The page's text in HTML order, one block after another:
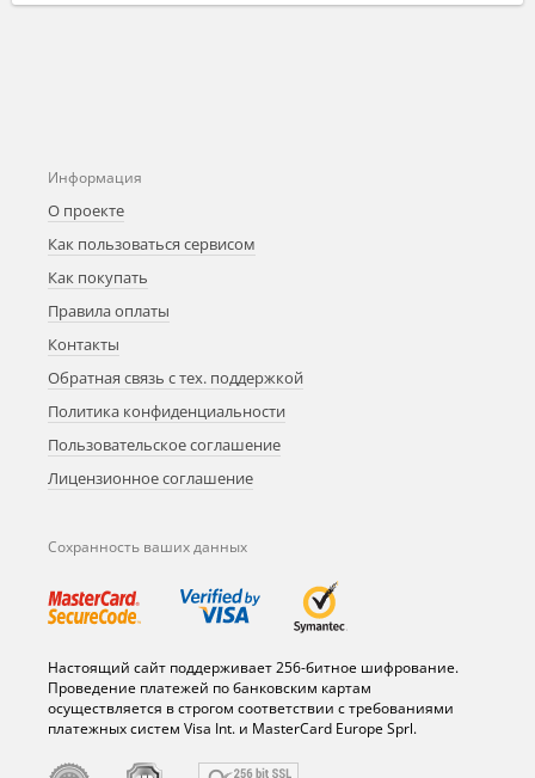
Информация
О проекте
Как пользоваться сервисом
Как покупать
Правила оплаты
Контакты
Обратная связь с тех. поддержкой
Политика конфиденциальности
Пользовательское соглашение
Лицензионное соглашение
Сохранность ваших данных
Настоящий сайт поддерживает 256-битное шифрование.
Проведение платежей по банковским картам
осуществляется в строгом соответствии с требованиями
платежных систем Visa Int. и MasterCard Europe Sprl.